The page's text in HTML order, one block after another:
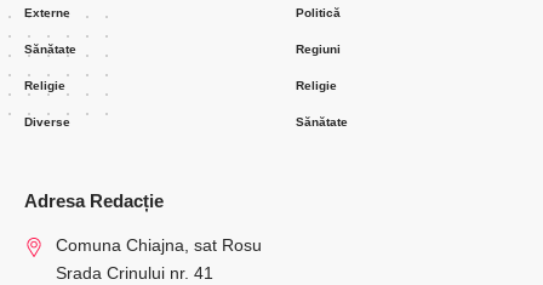
Externe
Sănătate
Religie
Diverse
Politică
Regiuni
Religie
Sănătate
Adresa Redacție
Comuna Chiajna, sat Rosu
Srada Crinului nr. 41